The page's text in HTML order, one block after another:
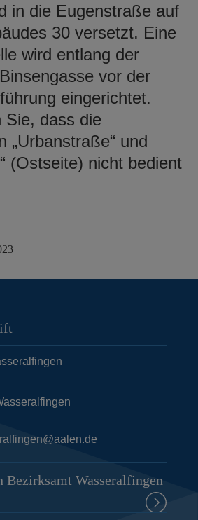
in die Eugenstraße auf
30 versetzt. Eine
wird entlang der
vor der
eingerichtet.
Sie, dass die
„Urbanstraße“ und
(Ostseite) nicht bedient
Bezirksamt Wasseralfingen